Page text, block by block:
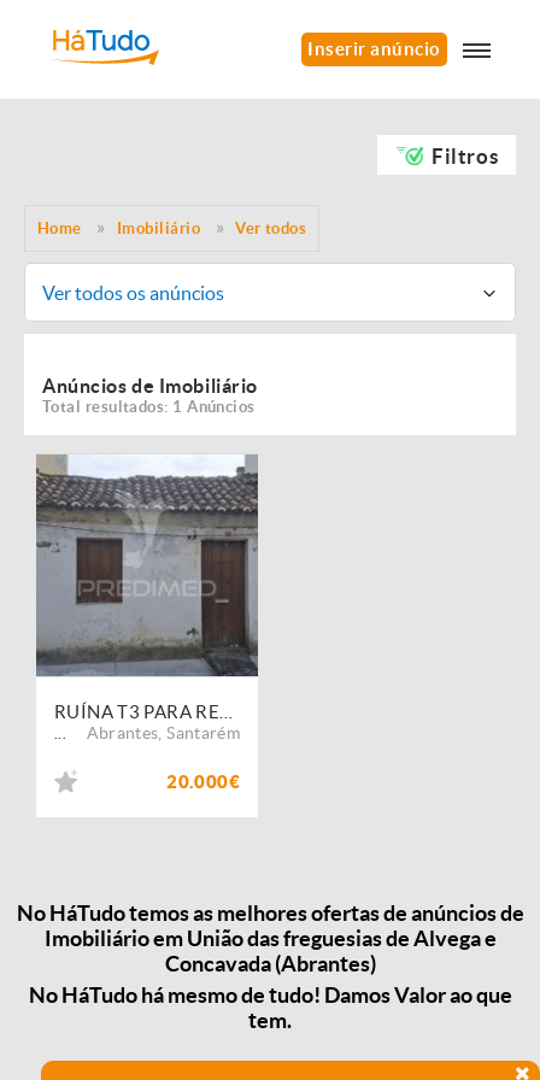
Inserir anúncio
Filtros
Home Imobiliário Ver todos
Ver todos os anúncios
Anúncios de Imobiliário
Total resultados: 1 Anúncios
Abrantes ,Santarém
20.000€
No HáTudo temos as melhores ofertas de anúncios de
Imobiliário em União das freguesias de Alvega e
Concavada (Abrantes)
No HáTudo há mesmo de tudo! Damos Valor ao que
tem.